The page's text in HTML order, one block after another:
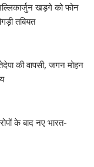
खड़गे को फोन
तबियत
की वापसी, जगन मोहन
के बाद नए भारत-